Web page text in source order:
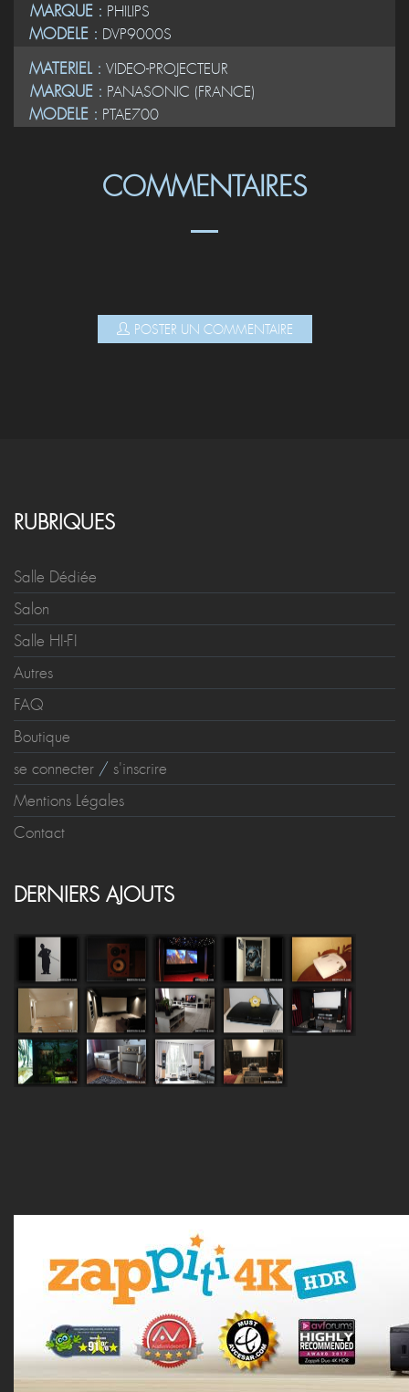
MARQUE : PHILIPS
MODELE : DVP9000S
MATERIEL : VIDEO-PROJECTEUR
MARQUE : PANASONIC (FRANCE)
MODELE : PTAE700
COMMENTAIRES
POSTER UN COMMENTAIRE
RUBRIQUES
Salle Dédiée
Salon
Salle HI-FI
Autres
FAQ
Boutique
se connecter / s'inscrire
Mentions Légales
Contact
DERNIERS AJOUTS